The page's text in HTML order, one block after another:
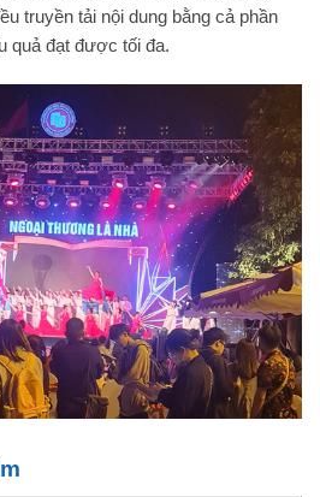
truyền tải nội dung bằng cả phần
quả đạt được tối đa.